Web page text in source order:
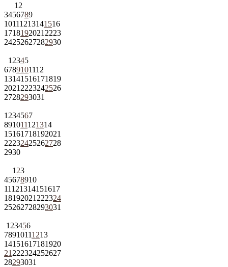
1 2
3456789
10111213141516
1718192021 2223
24252627282930
1 2345
6789101112
13141516171819
2021 2223242526
2728293031
1 234567
891011121314
15161718192021
22232425262728
2930
1 23
45678910
11121314151617
18192021 222324
25262728293031
1 23456
78910111213
14151617181920
21 222324252627
28293031